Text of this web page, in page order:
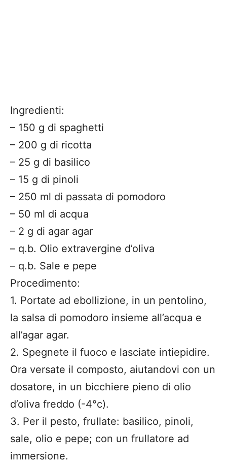
Ingredienti:
– 150 g di spaghetti
– 200 g di ricotta
– 25 g di basilico
– 15 g di pinoli
– 250 ml di passata di pomodoro
– 50 ml di acqua
– 2 g di agar agar
– q.b. Olio extravergine d’oliva
– q.b. Sale e pepe
Procedimento:
1. Portate ad ebollizione, in un pentolino,
la salsa di pomodoro insieme all’acqua e
all’agar agar.
2. Spegnete il fuoco e lasciate intiepidire.
Ora versate il composto, aiutandovi con un
dosatore, in un bicchiere pieno di olio
d’oliva freddo (-4°c).
3. Per il pesto, frullate: basilico, pinoli,
sale, olio e pepe; con un frullatore ad
immersione.